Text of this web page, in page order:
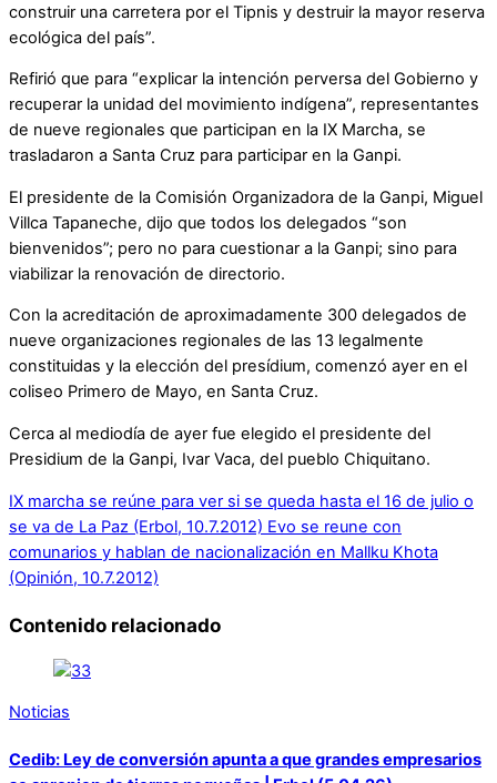
construir una carretera por el Tipnis y destruir la mayor reserva
ecológica del país”.
Refirió que para “explicar la intención perversa del Gobierno y
recuperar la unidad del movimiento indígena”, representantes
de nueve regionales que participan en la IX Marcha, se
trasladaron a Santa Cruz para participar en la Ganpi.
El presidente de la Comisión Organizadora de la Ganpi, Miguel
Villca Tapaneche, dijo que todos los delegados “son
bienvenidos”; pero no para cuestionar a la Ganpi; sino para
viabilizar la renovación de directorio.
Con la acreditación de aproximadamente 300 delegados de
nueve organizaciones regionales de las 13 legalmente
constituidas y la elección del presídium, comenzó ayer en el
coliseo Primero de Mayo, en Santa Cruz.
Cerca al mediodía de ayer fue elegido el presidente del
Presidium de la Ganpi, Ivar Vaca, del pueblo Chiquitano.
IX marcha se reúne para ver si se queda hasta el 16 de julio o
se va de La Paz (Erbol, 10.7.2012) Evo se reune con
comunarios y hablan de nacionalización en Mallku Khota
(Opinión, 10.7.2012)
Contenido relacionado
Noticias
Cedib: Ley de conversión apunta a que grandes empresarios